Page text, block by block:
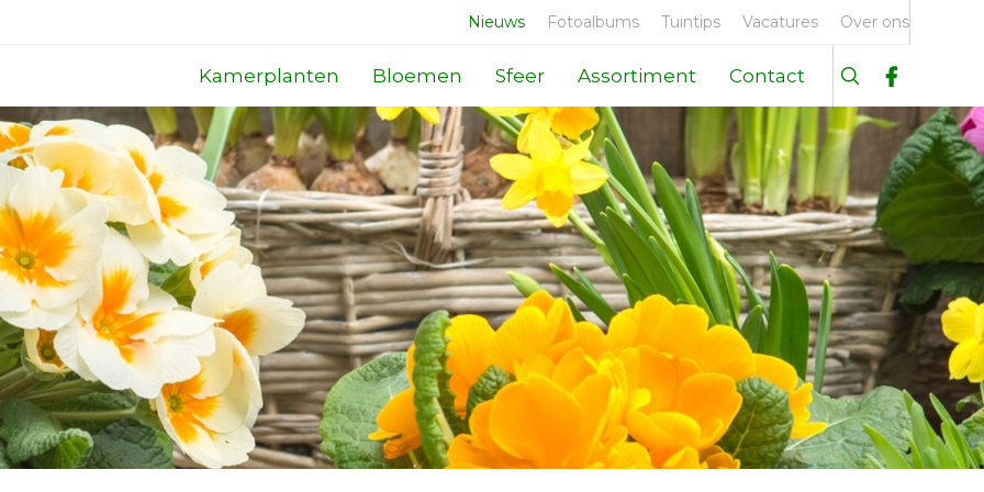
Nieuws Fotoalbums Tuintips Vacatures Over ons
Kamerplanten Bloemen Sfeer Assortiment Contact